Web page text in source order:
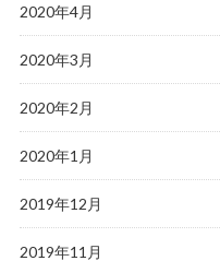
2020年4月
2020年3月
2020年2月
2020年1月
2019年12月
2019年11月